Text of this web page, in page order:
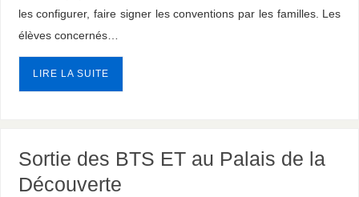
les configurer, faire signer les conventions par les familles. Les
élèves concernés…
LIRE LA SUITE
Sortie des BTS ET au Palais de la
Découverte